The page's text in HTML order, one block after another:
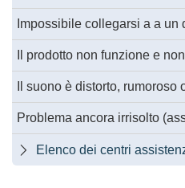
Impossibile collegarsi a a un
Il prodotto non funzione e
Il suono è distorto, rumoroso
Problema ancora irrisolto
 Elenco dei centri